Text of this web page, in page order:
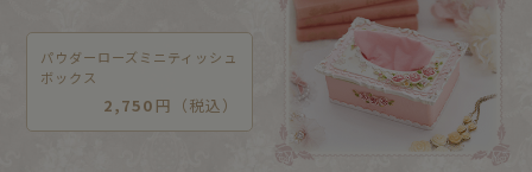
パウダーローズミニティッシュ
ボックス
2,750 円（税込）